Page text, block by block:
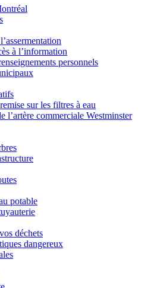
à l’information
personnels
sur les filtres à eau
l’artère commerciale Westminster
potable
déchets
dangereux